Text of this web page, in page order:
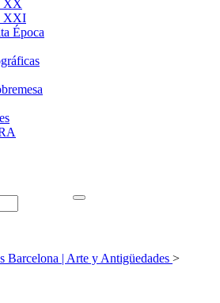
XX
XXI
Época
Barcelona | Arte y Antigüedades >